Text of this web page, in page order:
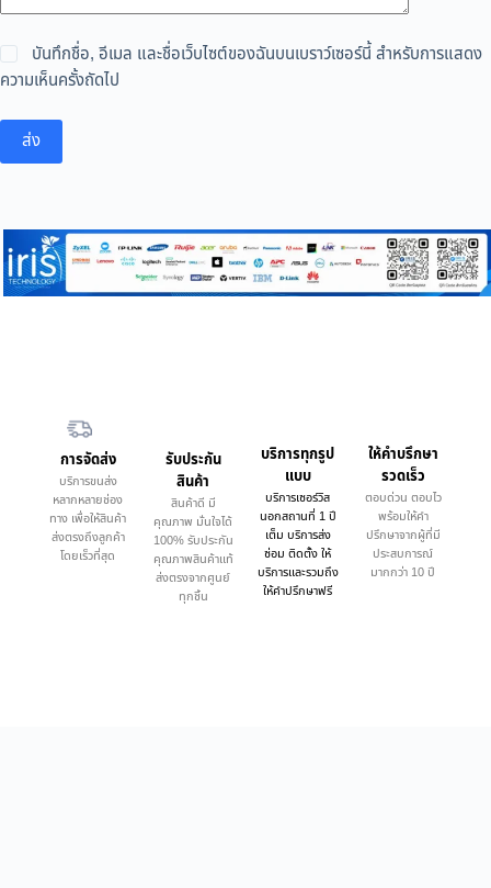
บันทึกชื่อ, อีเมล และชื่อเว็บไซต์ของฉันบนเบราว์เซอร์นี้ สำหรับการแสดง
ความเห็นครั้งถัดไป
ส่ง
การจัดส่ง
บริการขนส่ง
หลากหลายช่อง
ทาง เพื่อให้สินค้า
ส่งตรงถึงลูกค้า
โดยเร็วที่สุด
รับประกัน
สินค้า
สินค้าดี มี
คุณภาพ มั่นใจได้
100% รับประกัน
คุณภาพสินค้าแท้
ส่งตรงจากศูนย์
ทุกชิ้น
บริการทุกรูป
แบบ
บริการเซอร์วิส
นอกสถานที่ 1 ปี
เต็ม บริการส่ง
ซ่อม ติดตั้ง ให้
บริการและรวมถึง
ให้คำปรึกษาฟรี
ให้คำบรึกษา
รวดเร็ว
ตอบด่วน ตอบไว
พร้อมให้คำ
ปรึกษาจากผู้ที่มี
ประสบการณ์
มากกว่า 10 ปี